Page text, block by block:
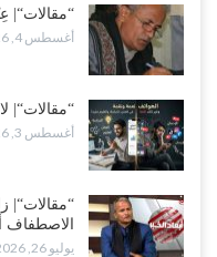
“مقالات“|
أغسطس 4, 2026
“مقالات“|
أغسطس 3, 2026
“مقالات“|
الاصطفاف
يوليو 26, 2026